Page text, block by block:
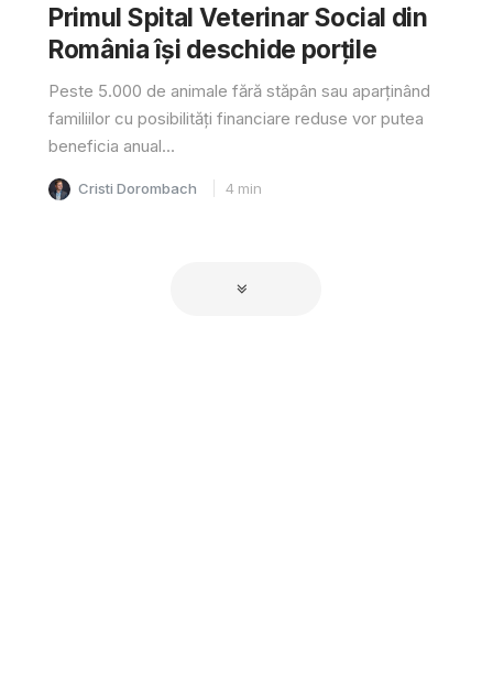
Primul Spital Veterinar Social din
România își deschide porțile
Peste 5.000 de animale fără stăpân sau aparținând
familiilor cu posibilități financiare reduse vor putea
beneficia anual...
Cristi Dorombach 4 min